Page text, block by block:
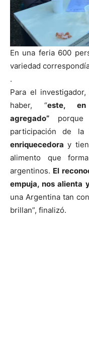
En una feria 600
variedad
.
Para el
haber, “este,
agregado”
participación de la
enriquecedora y
alimento que
argentinos. El
empuja, nos alienta
una Argentina tan
brillan”, finalizó.